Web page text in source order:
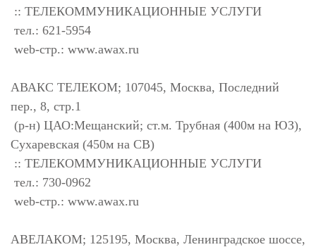
:: ТЕЛЕКОММУНИКАЦИОННЫЕ УСЛУГИ
тел.: 621-5954
web-стр.: www.awax.ru
АВАКС ТЕЛЕКОМ; 107045, Москва, Последний
пер., 8, стр.1
(р-н) ЦАО:Мещанский; ст.м. Трубная (400м на ЮЗ),
Сухаревская (450м на СВ)
:: ТЕЛЕКОММУНИКАЦИОННЫЕ УСЛУГИ
тел.: 730-0962
web-стр.: www.awax.ru
АВЕЛАКОМ; 125195, Москва, Ленинградское шоссе,